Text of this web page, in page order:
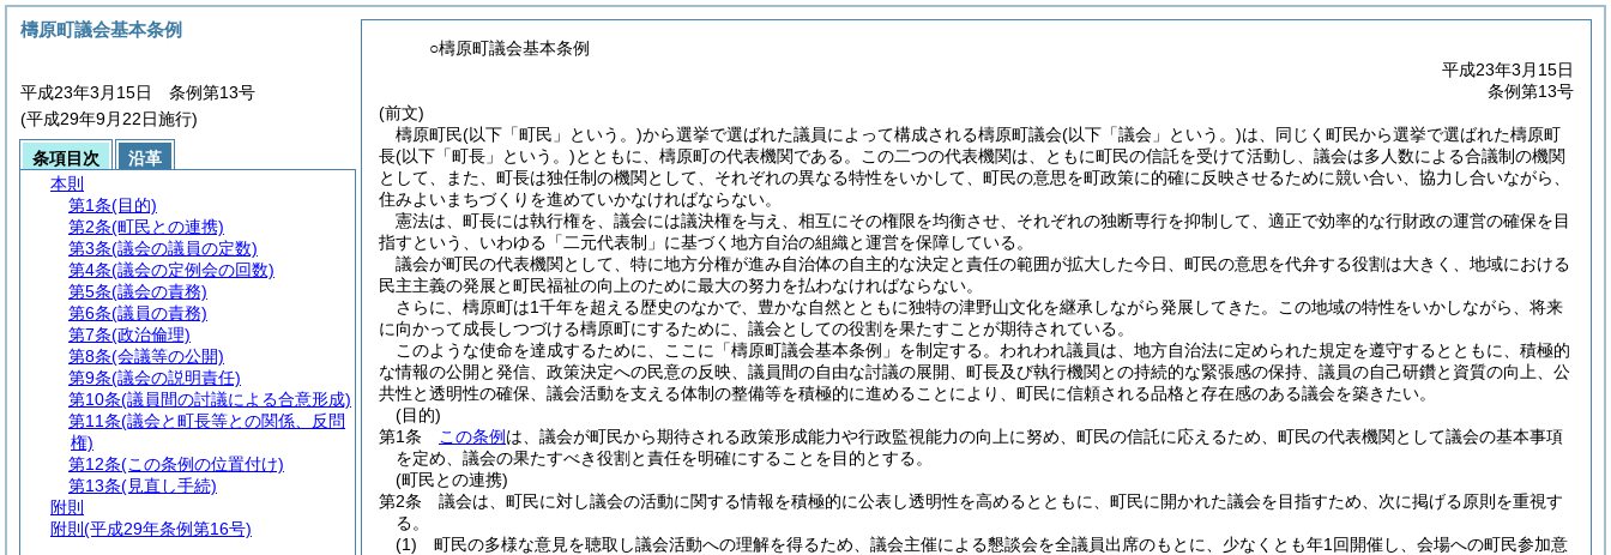
○檮原町議会基本条例
平成23年3月15日
条例第13号
(前文)
檮原町民(以下「町民」という。)から選挙で選ばれた議員によって構成される檮原町議会(以下「議会」という。)は、同じく町民から選挙で選ばれた檮原町
長(以下「町長」という。)とともに、檮原町の代表機関である。この二つの代表機関は、ともに町民の信託を受けて活動し、議会は多人数による合議制の機関
として、また、町長は独任制の機関として、それぞれの異なる特性をいかして、町民の意思を町政策に的確に反映させるために競い合い、協力し合いながら、
住みよいまちづくりを進めていかなければならない。
憲法は、町長には執行権を、議会には議決権を与え、相互にその権限を均衡させ、それぞれの独断専行を抑制して、適正で効率的な行財政の運営の確保を目
指すという、いわゆる「二元代表制」に基づく地方自治の組織と運営を保障している。
議会が町民の代表機関として、特に地方分権が進み自治体の自主的な決定と責任の範囲が拡大した今日、町民の意思を代弁する役割は大きく、地域における
民主主義の発展と町民福祉の向上のために最大の努力を払わなければならない。
さらに、檮原町は1千年を超える歴史のなかで、豊かな自然とともに独特の津野山文化を継承しながら発展してきた。この地域の特性をいかしながら、将来
に向かって成長しつづける檮原町にするために、議会としての役割を果たすことが期待されている。
このような使命を達成するために、ここに「檮原町議会基本条例」を制定する。われわれ議員は、地方自治法に定められた規定を遵守するとともに、積極的
な情報の公開と発信、政策決定への民意の反映、議員間の自由な討議の展開、町長及び執行機関との持続的な緊張感の保持、議員の自己研鑽と資質の向上、公
共性と透明性の確保、議会活動を支える体制の整備等を積極的に進めることにより、町民に信頼される品格と存在感のある議会を築きたい。
(目的)
第1条
この条例 は、議会が町民から期待される政策形成能力や行政監視能力の向上に努め、町民の信託に応えるため、町民の代表機関として議会の基本事項
を定め、議会の果たすべき役割と責任を明確にすることを目的とする。
(町民との連携)
第2条
議会は、町民に対し議会の活動に関する情報を積極的に公表し透明性を高めるとともに、町民に開かれた議会を目指すため、次に掲げる原則を重視す
る。
(1)
町民の多様な意見を聴取し議会活動への理解を得るため、議会主催による懇談会を全議員出席のもとに、少なくとも年1回開催し、会場への町民参加意
檮原町議会基本条例
平成23年3月15日 条例第13号
(平成29年9月22日施行)
条項目次
沿革
本則
第1条(目的)
第2条(町民との連携)
第3条(議会の議員の定数)
第4条(議会の定例会の回数)
第5条(議会の責務)
第6条(議員の責務)
第7条(政治倫理)
第8条(会議等の公開)
第9条(議会の説明責任)
第10条(議員間の討議による合意形成)
第11条(議会と町長等との関係、反問
権)
第12条(この条例の位置付け)
第13条(見直し手続)
附則
附則 (平成29年条例第16号)